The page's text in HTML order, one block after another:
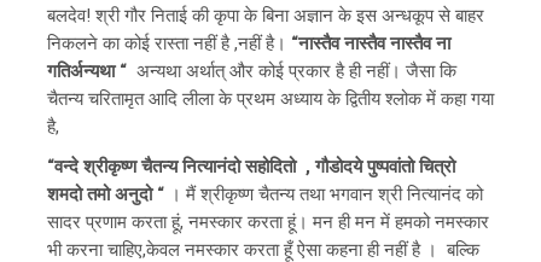
बलदेव! श्री गौर निताई की कृपा के बिना अज्ञान के इस अन्धकूप से बाहर
निकलने का कोई रास्ता नहीं है ,नहीं है। “नास्तैव नास्तैव नास्तैव ना
गतिर्अन्यथा “ अन्यथा अर्थात् और कोई प्रकार है ही नहीं। जैसा कि
चैतन्य चरितामृत आदि लीला के प्रथम अध्याय के द्वितीय श्लोक में कहा गया
है,
“वन्दे श्रीकृष्ण चैतन्य नित्यानंदो सहोदितो , गौडोदये पुष्पवांतो चित्रो
शमदो तमो अनुदो “ । मैं श्रीकृष्ण चैतन्य तथा भगवान श्री नित्यानंद को
सादर प्रणाम करता हूं, नमस्कार करता हूं। मन ही मन में हमको नमस्कार
भी करना चाहिए,केवल नमस्कार करता हूँ ऐसा कहना ही नहीं है । बल्कि